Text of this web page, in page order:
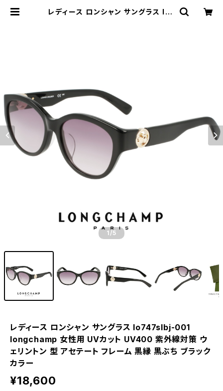
レディース ロンシャン サングラス lo7
1/5
レディース ロンシャン サングラス lo747slbj-001
longchamp 女性用 UVカット UV400 紫外線対策 ウ
ェリントン 型 アセテート フレーム 黒縁 黒ぶち ブラック
カラー
¥18,600